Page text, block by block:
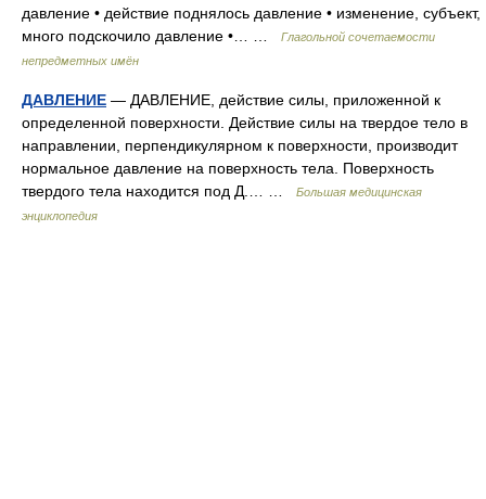
давление • действие поднялось давление • изменение, субъект,
много подскочило давление •… …
Глагольной сочетаемости
непредметных имён
ДАВЛЕНИЕ — ДАВЛЕНИЕ, действие силы, приложенной к
определенной поверхности. Действие силы на твердое тело в
направлении, перпендикулярном к поверхности, производит
нормальное давление на поверхность тела. Поверхность
твердого тела находится под Д.… …
Большая медицинская
энциклопедия